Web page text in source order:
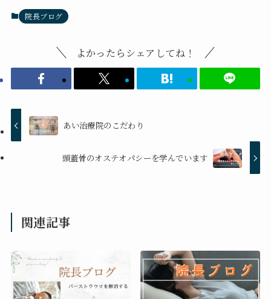
院長ブログ
よかったらシェアしてね！
あい治療院のこだわり
頭蓋骨のオステオパシーを学んでいます
関連記事